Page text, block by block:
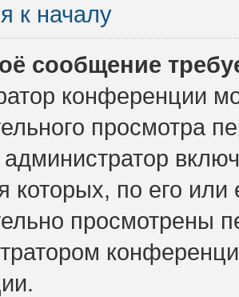
к началу
сообщение
конференции
просмотра
которых, по его
просмотрены